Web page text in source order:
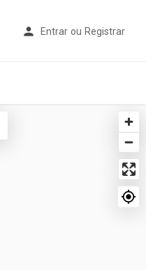
Entrar ou Registrar